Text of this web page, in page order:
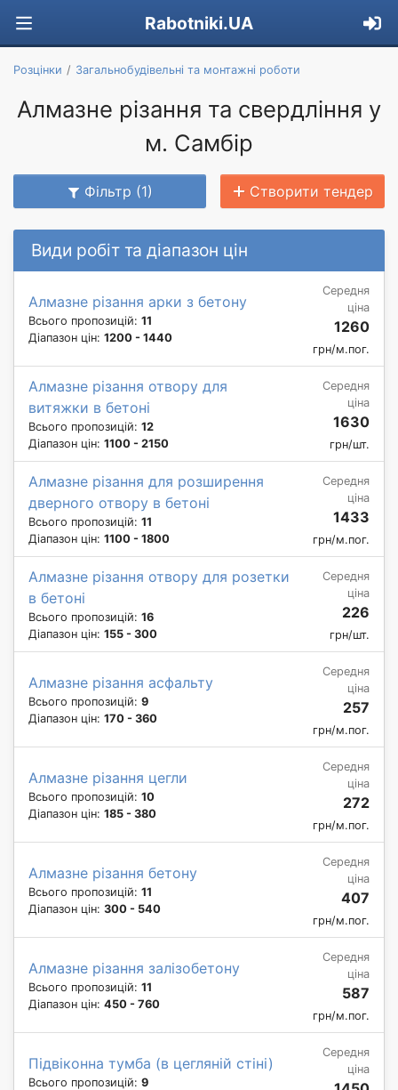
Rabotniki.UA
Розцінки Загальнобудівельні та монтажні роботи
Алмазне різання та свердління у
м. Самбір
Фільтр (1) Створити тендер
Види робіт та діапазон цін
Алмазне різання арки з бетону
Всього пропозицій: 11
Діапазон цін: 1200 - 1440
Середня
ціна
1260
грн/м.пог.
Алмазне різання отвору для
витяжки в бетоні
Всього пропозицій: 12
Діапазон цін: 1100 - 2150
Середня
ціна
1630
грн/шт.
Алмазне різання для розширення
дверного отвору в бетоні
Всього пропозицій: 11
Діапазон цін: 1100 - 1800
Середня
ціна
1433
грн/м.пог.
Алмазне різання отвору для розетки
в бетоні
Всього пропозицій: 16
Діапазон цін: 155 - 300
Середня
ціна
226
грн/шт.
Алмазне різання асфальту
Всього пропозицій: 9
Діапазон цін: 170 - 360
Середня
ціна
257
грн/м.пог.
Алмазне різання цегли
Всього пропозицій: 10
Діапазон цін: 185 - 380
Середня
ціна
272
грн/м.пог.
Алмазне різання бетону
Всього пропозицій: 11
Діапазон цін: 300 - 540
Середня
ціна
407
грн/м.пог.
Алмазне різання залізобетону
Всього пропозицій: 11
Діапазон цін: 450 - 760
Середня
ціна
587
грн/м.пог.
Підвіконна тумба (в цегляній стіні)
Всього пропозицій: 9
Середня
ціна